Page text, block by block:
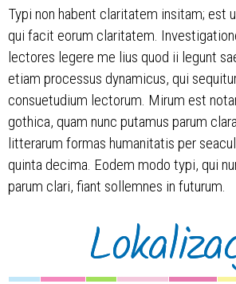
Organizator
Typi non habent claritatem insitam; est
qui facit eorum claritatem.
lectores legere me lius quod ii legunt
etiam processus dynamicus, qui
consuetudium lectorum. Mirum est
gothica, quam nunc putamus parum
litterarum formas humanitatis per
quinta decima. Eodem modo typi, qui
parum clari, fiant sollemnes in futurum.